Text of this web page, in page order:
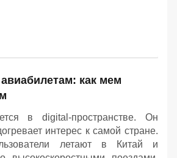
как мем
в digital-пространстве. Он
интерес к самой стране.
летают в Китай и